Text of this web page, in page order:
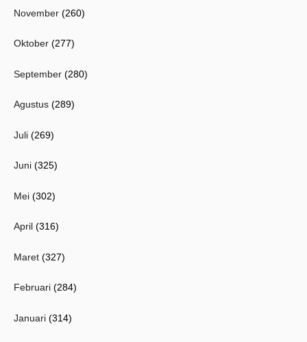
November (260)
Oktober (277)
September (280)
Agustus (289)
Juli (269)
Juni (325)
Mei (302)
April (316)
Maret (327)
Februari (284)
Januari (314)